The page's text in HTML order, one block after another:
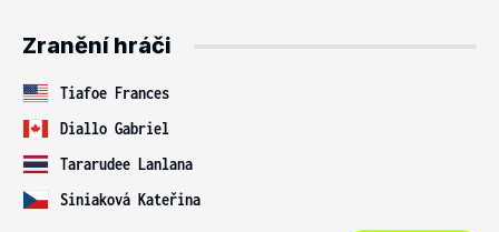
Zranění hráči
Tiafoe Frances
Diallo Gabriel
Tararudee Lanlana
Siniaková Kateřina